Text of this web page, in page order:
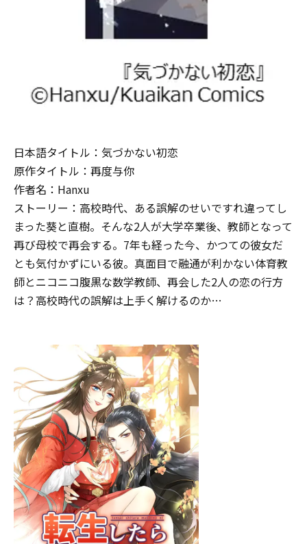
日本語タイトル：気づかない初恋
原作タイトル：再度与你
作者名：Hanxu
ストーリー：高校時代、ある誤解のせいですれ違ってし
まった葵と直樹。そんな2人が大学卒業後、教師となって
再び母校で再会する。7年も経った今、かつての彼女だ
とも気付かずにいる彼。真面目で融通が利かない体育教
師とニコニコ腹黒な数学教師、再会した2人の恋の行方
は？高校時代の誤解は上手く解けるのか…